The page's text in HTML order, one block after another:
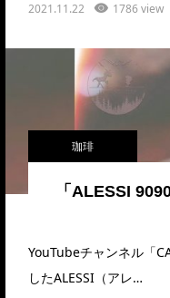
2021.11.22 1786 view
珈琲
「ALESSI
YouTubeチャンネル「
したALESSI（アレ…